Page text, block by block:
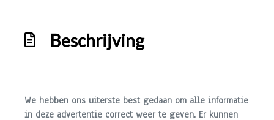
Stuur verstelbaar
Beschrijving
We hebben ons uiterste best gedaan om alle informatie
in deze advertentie correct weer te geven. Er kunnen